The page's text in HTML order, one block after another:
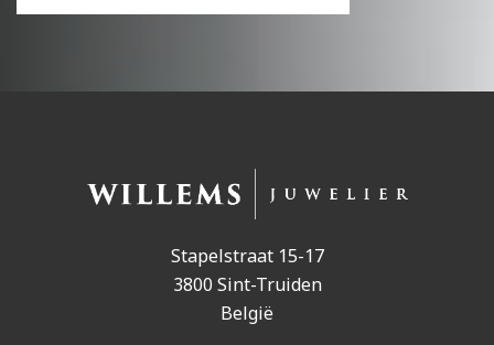
Stapelstraat 15-17
3800 Sint-Truiden
België